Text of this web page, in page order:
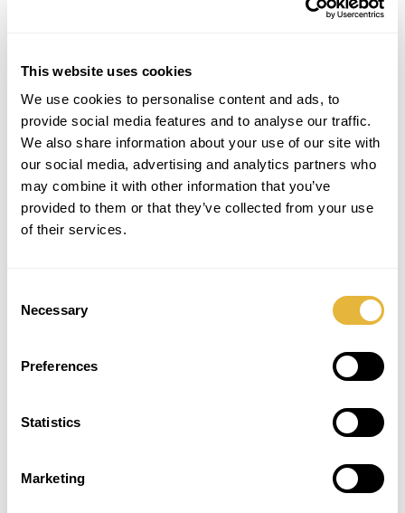
This website uses cookies
We use cookies to personalise content and ads, to
provide social media features and to analyse our traffic.
We also share information about your use of our site with
our social media, advertising and analytics partners who
may combine it with other information that you’ve
provided to them or that they’ve collected from your use
of their services.
Selection
Necessary
Preferences
Statistics
Marketing